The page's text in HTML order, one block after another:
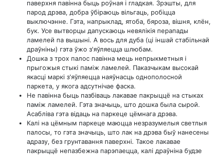
паверхня павінна быць роўная і гладкая. Зрэшты, для
парод дрэва, добра ўбіраюць вільгаць, робіцца
выключэнне. Гэта, напрыклад, ятоба, бяроза, вішня, клён,
бук. Усе вытворцы дапускаюць невялікія перапады
ламелей па вышыні. А вось для дуба (ці іншай стабільнай
драўніны) гэта ўжо з'яўляецца шлюбам.
Дошка з трох палос павінна мець непрыкметныя і
прыгожыя стыкі паміж ламелей. Паказчыкам высокай
якасці маркі з'яўляецца наяўнасць однополосной
паркета, у якога адсутнічае фаска.
Не павінна быць пазбіваць лакавае пакрыццё на стыках
паміж ламелей. Гэта значыць, што дошка была сырой.
Асабліва гэта відаць на паркеце цёмнага дрэва.
Калі на цёмным паркеце маюцца незразумелыя светлыя
палосы, то гэта значыць, што лак на дрэва быў нанесены
адразу, без грунтавання паверхні. Такое лакавае
пакрыццё непазбежна парэпаецца, калі драўніна будзе